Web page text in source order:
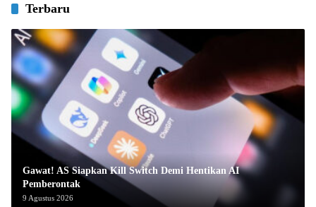
Terbaru
Gawat! AS Siapkan Kill Switch Demi Hentikan AI
Pemberontak
9 Agustus 2026